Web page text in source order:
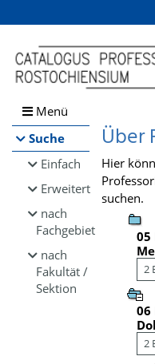
Browsen
direkt zum Inhalt
Menü
Suche
Einfach
Erweitert
nach
Fachgebiet
nach
Fakultät /
Sektion
Über
Hier
suchen.
05
2
2